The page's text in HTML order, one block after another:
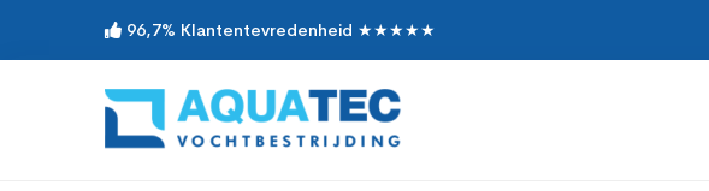
96,7% Klantentevredenheid ★★★★★